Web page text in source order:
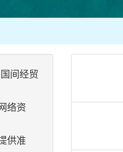
间经贸
络资
供准